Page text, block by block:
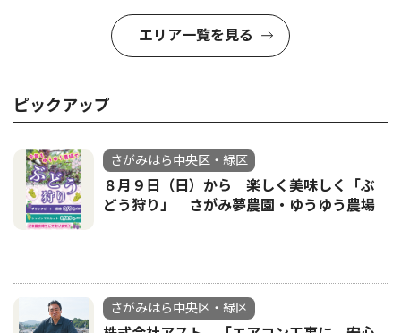
エリア一覧を見る
ピックアップ
さがみはら中央区・緑区
８月９日（日）から 楽しく美味しく「ぶ
どう狩り」 さがみ夢農園・ゆうゆう農場
さがみはら中央区・緑区